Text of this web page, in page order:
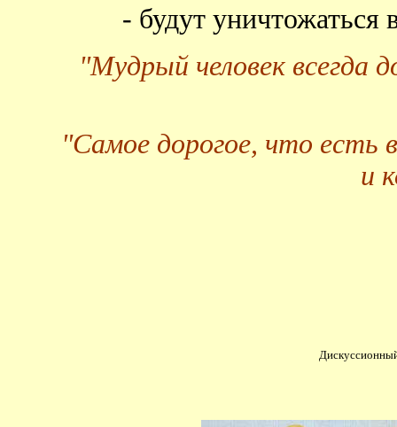
- будут
"Мудрый человек всегда
"Самое дорогое, что есть
и